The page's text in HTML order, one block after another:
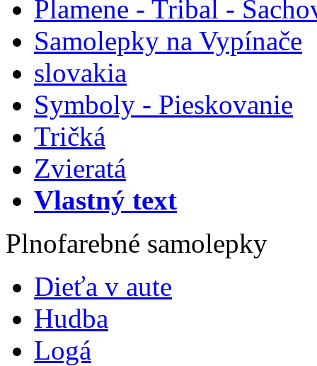
Plamene - Tribal -
Samolepky na Vypínače
slovakia
Symboly - Pieskovanie
Tričká
Zvieratá
Vlastný text
Plnofarebné samolepky
Dieťa v aute
Hudba
Logá